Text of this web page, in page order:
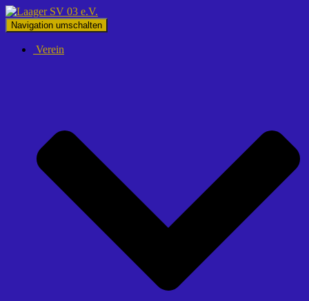
Navigation umschalten
Verein